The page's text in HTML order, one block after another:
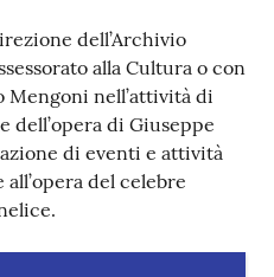
dell’Archivio
alla Cultura o con
Mengoni nell’attività di
dell’opera di Giuseppe
di eventi e attività
del celebre